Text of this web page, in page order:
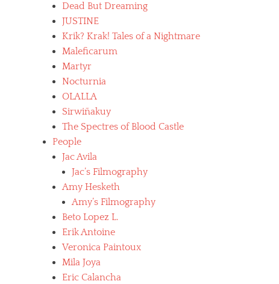
Dead But Dreaming
JUSTINE
Krik? Krak! Tales of a Nightmare
Maleficarum
Martyr
Nocturnia
OLALLA
Sirwiñakuy
The Spectres of Blood Castle
People
Jac Avila
Jac’s Filmography
Amy Hesketh
Amy’s Filmography
Beto Lopez L.
Erik Antoine
Veronica Paintoux
Mila Joya
Eric Calancha